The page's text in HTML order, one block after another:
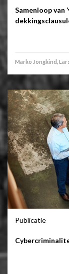
Samenloop van
Marko Jongkind,
Publicatie